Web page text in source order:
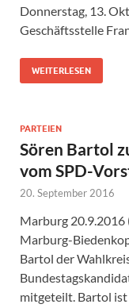
Donnerstag, 13.
Geschäftsstelle
WEITERLESEN
PARTEIEN
Sören Bartol
vom SPD-
20. September 2016
Marburg 20.9.2016
Marburg-
Bartol der
mitgeteilt. Bartol ist